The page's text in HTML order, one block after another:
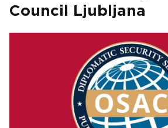
KOLEDAR DOGODKOV
Council Ljubljana